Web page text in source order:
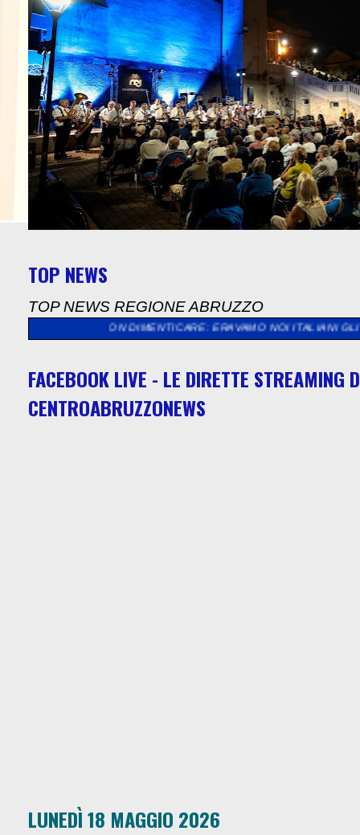
TOP NEWS
TOP NEWS REGIONE ABRUZZO
NON DIMENTICARE: ERAVAMO NOI ITALIANI GLI STRANIERI,
FACEBOOK LIVE - LE DIRETTE STREAMING
CENTROABRUZZONEWS
LUNEDÌ 18 MAGGIO 2026